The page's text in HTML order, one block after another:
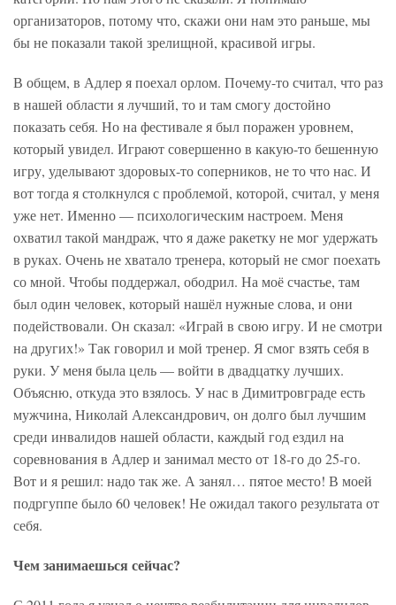
организаторов, потому что, скажи они нам это раньше, мы
бы не показали такой зрелищной, красивой игры.
В общем, в Адлер я поехал орлом. Почему-то считал, что раз
в нашей области я лучший, то и там смогу достойно
показать себя. Но на фестивале я был поражен уровнем,
который увидел. Играют совершенно в какую-то бешенную
игру, уделывают здоровых-то соперников, не то что нас. И
вот тогда я столкнулся с проблемой, которой, считал, у меня
уже нет. Именно — психологическим настроем. Меня
охватил такой мандраж, что я даже ракетку не мог удержать
в руках. Очень не хватало тренера, который не смог поехать
со мной. Чтобы поддержал, ободрил. На моё счастье, там
был один человек, который нашёл нужные слова, и они
подействовали. Он сказал: «Играй в свою игру. И не смотри
на других!» Так говорил и мой тренер. Я смог взять себя в
руки. У меня была цель — войти в двадцатку лучших.
Объясню, откуда это взялось. У нас в Димитровграде есть
мужчина, Николай Александрович, он долго был лучшим
среди инвалидов нашей области, каждый год ездил на
соревнования в Адлер и занимал место от 18-го до 25-го.
Вот и я решил: надо так же. А занял… пятое место! В моей
подргуппе было 60 человек! Не ожидал такого результата от
себя.
Чем занимаешься сейчас?